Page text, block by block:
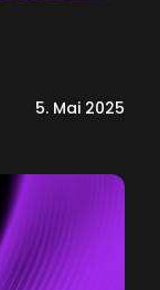
5. Mai 2025